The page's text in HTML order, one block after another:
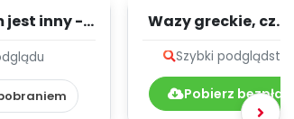
jest inny -
Wazy greckie, cz.
Szybki podgląd
Pobierz